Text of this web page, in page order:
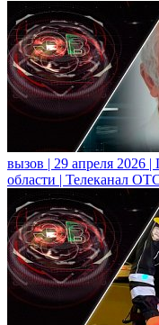
вызов | 29 апреля 2026
области | Телеканал